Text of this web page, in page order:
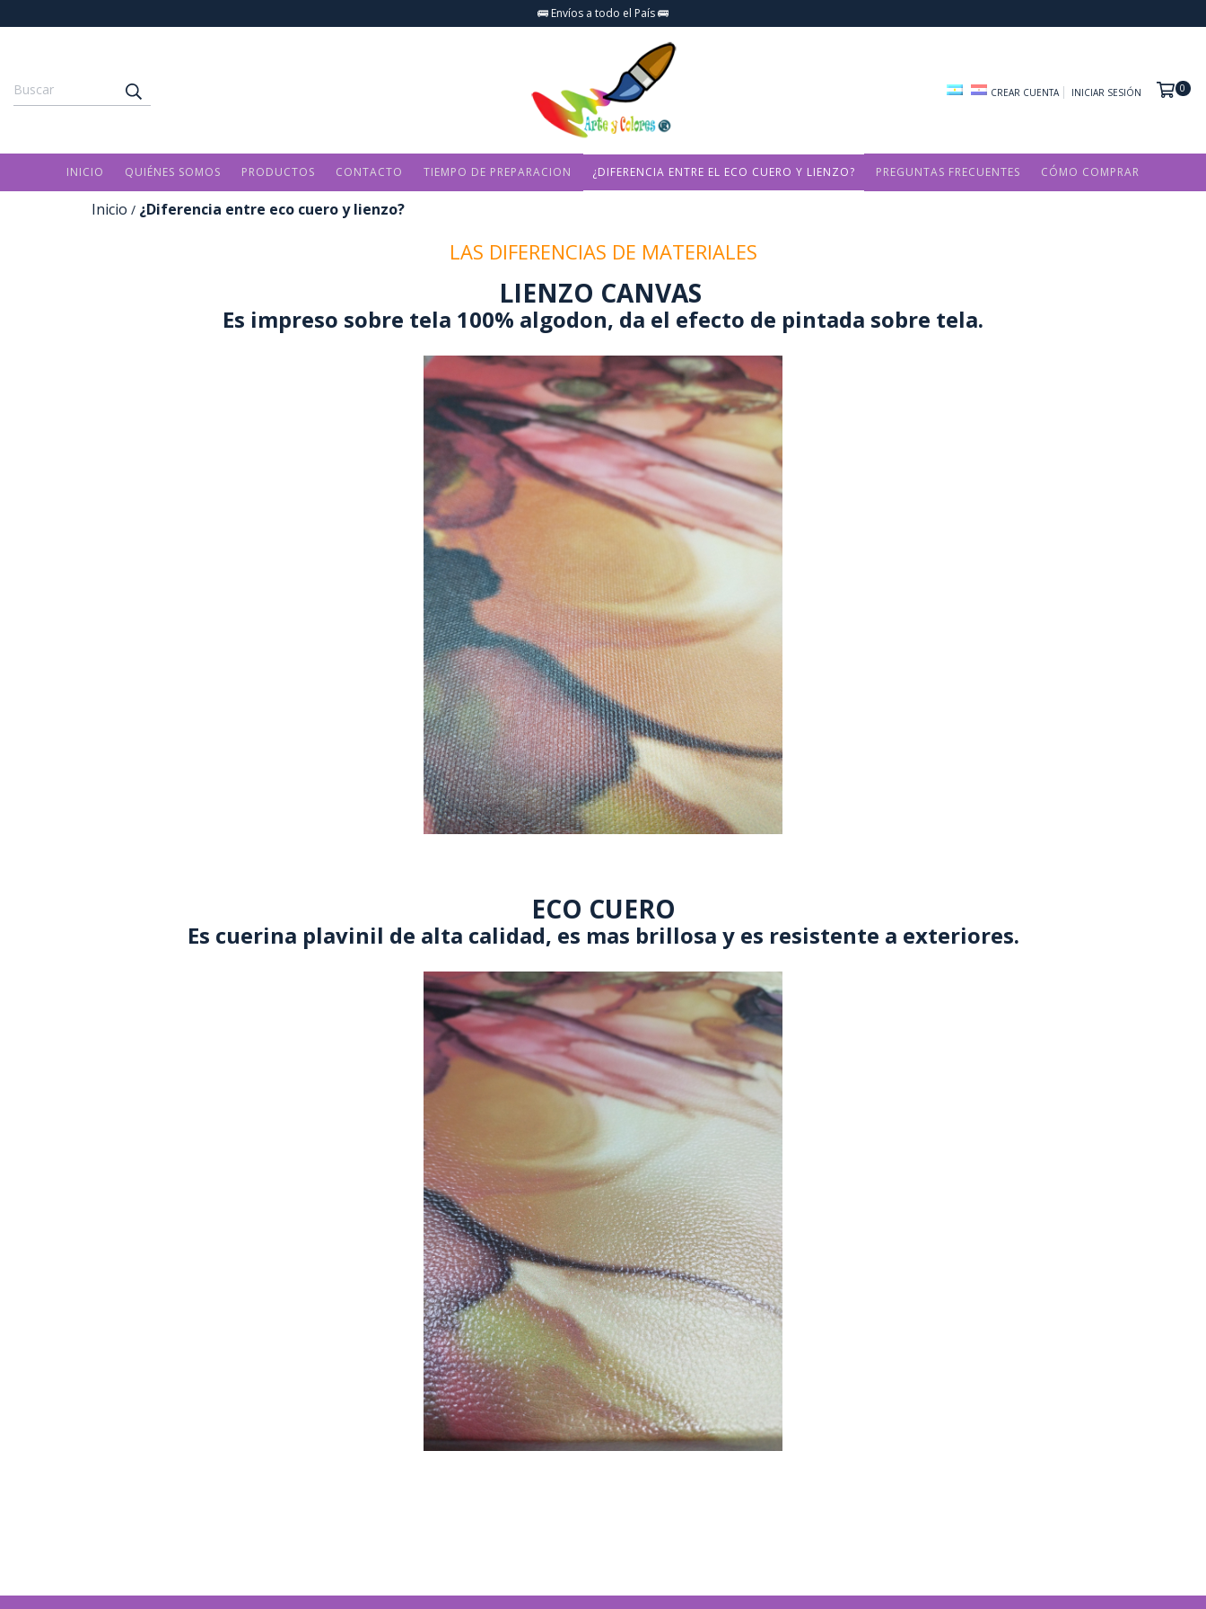
🚌 Envíos a todo el País 🚌
CREAR CUENTA INICIAR SESIÓN 0
INICIO QUIÉNES SOMOS PRODUCTOS CONTACTO TIEMPO DE PREPARACION ¿DIFERENCIA ENTRE EL ECO CUERO Y LIENZO? PREGUNTAS FRECUENTES CÓMO COMPRAR
Inicio / ¿Diferencia entre eco cuero y lienzo?
LAS DIFERENCIAS DE MATERIALES
LIENZO CANVAS
Es impreso sobre tela 100% algodon, da el efecto de pintada sobre tela.
ECO CUERO
Es cuerina plavinil de alta calidad, es mas brillosa y es resistente a exteriores.